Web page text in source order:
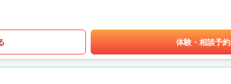
体験・相談予約